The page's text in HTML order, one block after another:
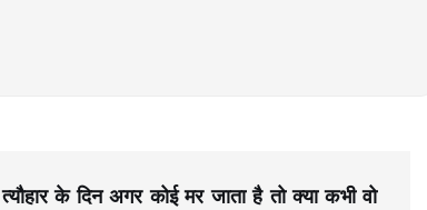
त्यौहार के दिन अगर कोई मर जाता है तो क्या कभी वो